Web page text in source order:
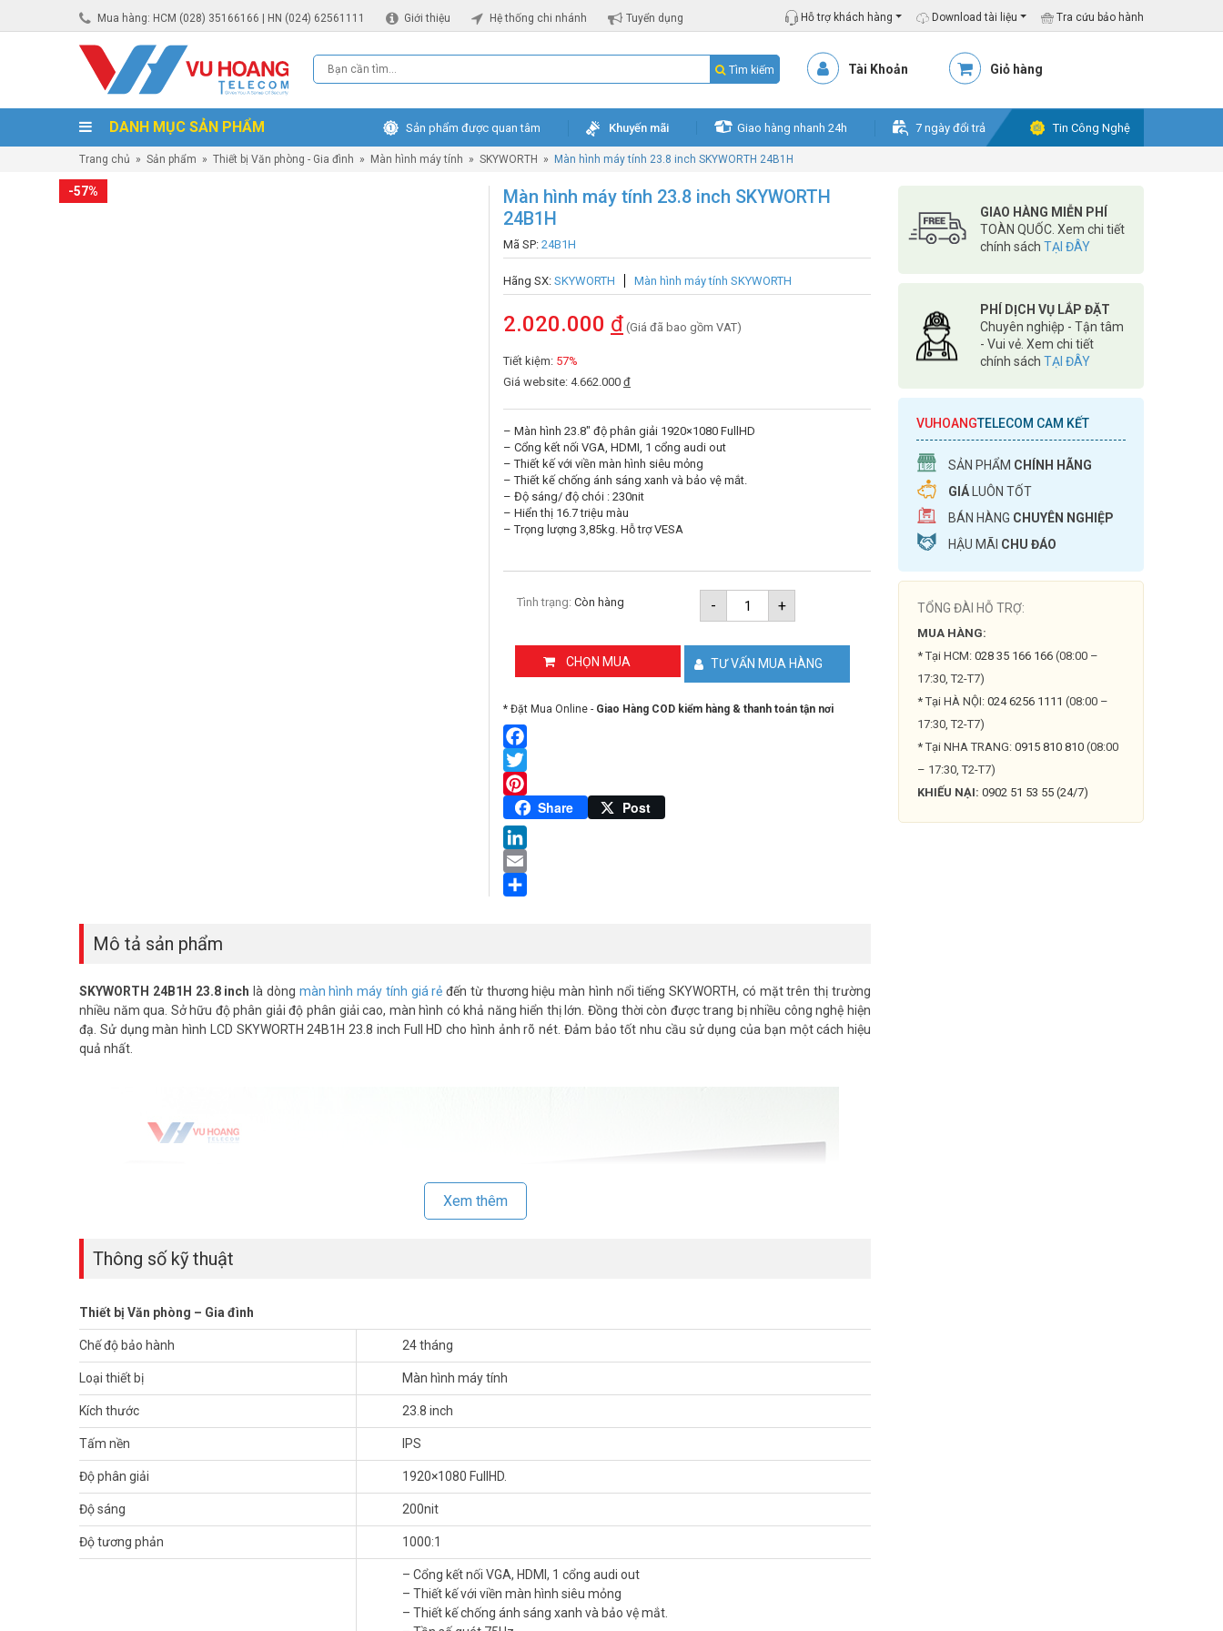
Mua hàng: HCM (028) 35166166 | HN (024) 62561111 Giới thiệu Hệ thống chi nhánh Tuyển dụng Hỗ trợ khách hàng Download tài liệu Tra cứu bảo hành
Tìm kiếm Tài Khoản Giỏ hàng
DANH MỤC SẢN PHẨM Sản phẩm được quan tâm Khuyến mãi Giao hàng nhanh 24h 7 ngày đổi trả Tin Công Nghệ
Trang chủ » Sản phẩm » Thiết bị Văn phòng - Gia đình » Màn hình máy tính » SKYWORTH » Màn hình máy tính 23.8 inch SKYWORTH 24B1H
-57%
Màn hình máy tính 23.8 inch SKYWORTH
24B1H
Mã SP: 24B1H
Hãng SX: SKYWORTH Màn hình máy tính SKYWORTH
2.020.000 đ (Giá đã bao gồm VAT)
Tiết kiệm: 57%
Giá website: 4.662.000 đ
– Màn hình 23.8″ độ phân giải 1920×1080 FullHD
– Cổng kết nối VGA, HDMI, 1 cổng audi out
– Thiết kế với viền màn hình siêu mỏng
– Thiết kế chống ánh sáng xanh và bảo vệ mắt.
– Độ sáng/ độ chói : 230nit
– Hiển thị 16.7 triệu màu
– Trọng lượng 3,85kg. Hỗ trợ VESA
-
Màn
hình
máy
23.8
inch
SKYWORTH
số
+
Tình trạng: Còn hàng
CHỌN MUA TƯ VẤN MUA HÀNG
* Đặt Mua Online - Giao Hàng COD kiểm hàng & thanh toán tận nơi
Facebook
Twitter
Pinterest
Share Post
LinkedIn
Email
Mô tả sản phẩm
SKYWORTH 24B1H 23.8 inch là dòng màn hình máy tính giá rẻ đến từ thương hiệu màn hình nổi tiếng SKYWORTH, có mặt trên thị trường
nhiều năm qua. Sở hữu độ phân giải độ phân giải cao, màn hình có khả năng hiển thị lớn. Đồng thời còn được trang bị nhiều công nghệ hiện
đạ. Sử dụng màn hình LCD SKYWORTH 24B1H 23.8 inch Full HD cho hình ảnh rõ nét. Đảm bảo tốt nhu cầu sử dụng của bạn một cách hiệu
quả nhất.
Màn hình LCD SKYWORTH 24b1h 24 inch Full HD được thiết kế có vỏ viền mỏng nhẹ, đường nét thiết kế vô cùng hài hòa tinh tế. Và trọng
lượng màn hình vô cùng tiện lợi chỉ 3.85Kg giúp người dùng có thể dễ dàng sử dụng màn hình ở mọi nơi trong không gian, khai thác một cách
Xem thêm
Thông số kỹ thuật
Thiết bị Văn phòng – Gia đình
Chế độ bảo hành 24 tháng
Loại thiết bị Màn hình máy tính
Kích thước 23.8 inch
Tấm nền IPS
Độ phân giải 1920×1080 FullHD.
Độ sáng 200nit
Độ tương phản 1000:1
– Cổng kết nối VGA, HDMI, 1 cổng audi out
– Thiết kế với viền màn hình siêu mỏng
– Thiết kế chống ánh sáng xanh và bảo vệ mắt.
GIAO HÀNG MIỄN PHÍ
TOÀN QUỐC. Xem chi tiết
chính sách TẠI ĐÂY
PHÍ DỊCH VỤ LẮP ĐẶT
Chuyên nghiệp - Tận tâm
- Vui vẻ. Xem chi tiết
chính sách TẠI ĐÂY
VUHOANGTELECOM CAM KẾT
SẢN PHẨM CHÍNH HÃNG
GIÁ LUÔN TỐT
BÁN HÀNG CHUYÊN NGHIỆP
HẬU MÃI CHU ĐÁO
TỔNG ĐÀI HỖ TRỢ:
MUA HÀNG:
* Tại HCM: 028 35 166 166 (08:00 –
17:30, T2-T7)
* Tại HÀ NỘI: 024 6256 1111 (08:00 –
17:30, T2-T7)
* Tại NHA TRANG: 0915 810 810 (08:00
– 17:30, T2-T7)
KHIẾU NẠI: 0902 51 53 55 (24/7)